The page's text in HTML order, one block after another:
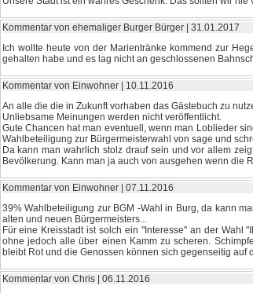
Kommentar von ehemaliger Burger Bürger | 31.01.2017
Ich wollte heute von der Marientränke kommend zur
gehalten habe und es lag nicht an geschlossenen
Kommentar von Einwohner |
10.11.2016
An alle die die in Zukunft vorhaben das Gästebuch zu
Unliebsame Meinungen werden nicht veröffentlicht.
Gute Chancen hat man eventuell, wenn man Loblieder
Wahlbeteiligung zur Bürgermeisterwahl von sage und
Da kann man wahrlich stolz drauf sein und vor allem
Bevölkerung. Kann man ja auch von ausgehen wenn die
Kommentar von Einwohner | 07.11.2016
39% Wahlbeteiligung zur BGM -Wahl in Burg, da kann
alten und neuen Bürgermeisters...
Für eine Kreisstadt ist solch ein "Interesse" an der Wahl
ohne jedoch alle über einen Kamm zu scheren.
bleibt Rot und die Genossen können sich gegenseitig auf
Kommentar von Chris | 06.11.2016